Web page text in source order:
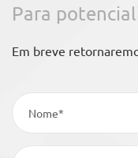
Para
Em breve
Nome*